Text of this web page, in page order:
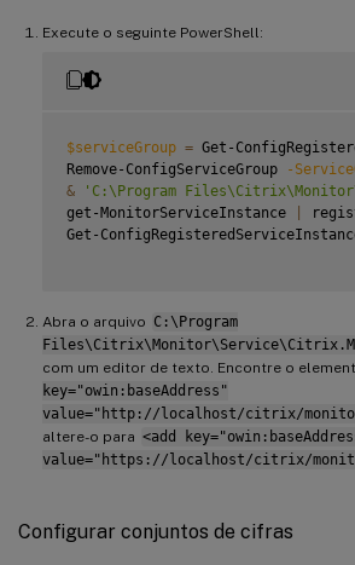
Execute o seguinte PowerShell:
$serviceGroup = Get-
Remove-ConfigServiceGroup
-
&
'C:\Program
get-MonitorServiceInstance
Get-
Abra o arquivo C:\Program
com um editor de texto. Encontre o
key="owin:baseAddress"
value="http://localhost/citrix/
altere-o para <add
value="https://localhost/citrix/
Configurar conjuntos de cifras